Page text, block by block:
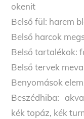
okenit
Belső fül: harem
Belső harcok
Belső tartalékok:
Belső tervek
Benyomások
Beszédhiba:
kék topáz, kék